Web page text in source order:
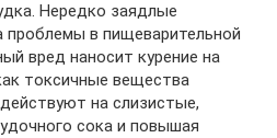
Нередко заядлые
проблемы в пищеварительной
вред наносит курение на
токсичные вещества
на слизистые,
сока и повышая